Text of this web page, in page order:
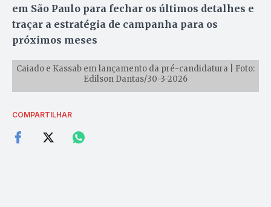
em São Paulo para fechar os últimos detalhes e
traçar a estratégia de campanha para os
próximos meses
Caiado e Kassab em lançamento da pré-candidatura | Foto:
Edilson Dantas/30-3-2026
COMPARTILHAR